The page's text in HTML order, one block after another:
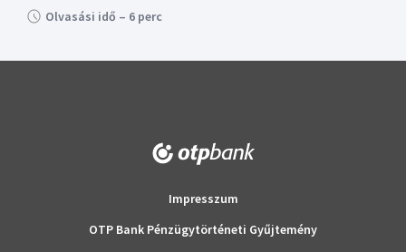
Olvasási idő – 6 perc
Impresszum
OTP Bank Pénzügytörténeti Gyűjtemény